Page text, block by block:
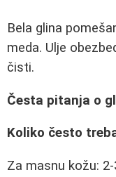
Bela glina
meda. Ulje
čisti.
Česta pitanja o
Koliko često
Za masnu kožu: